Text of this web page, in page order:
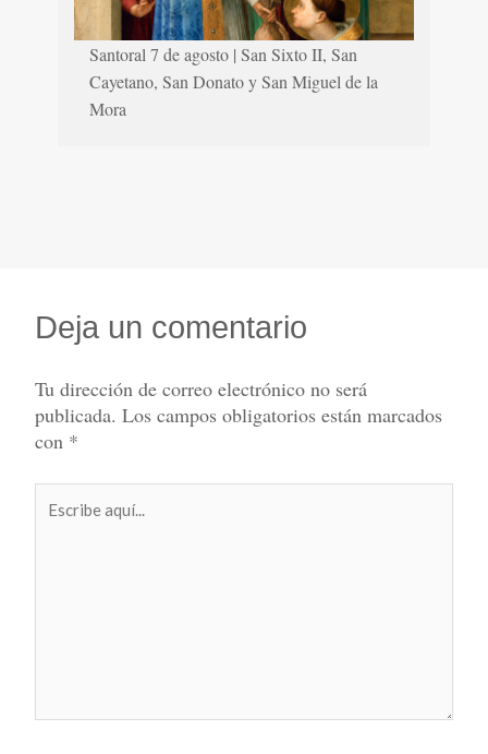
Santoral 7 de agosto | San Sixto II, San
Cayetano, San Donato y San Miguel de la
Mora
Deja un comentario
Tu dirección de correo electrónico no será
publicada. Los campos obligatorios están marcados
con *
aquí...